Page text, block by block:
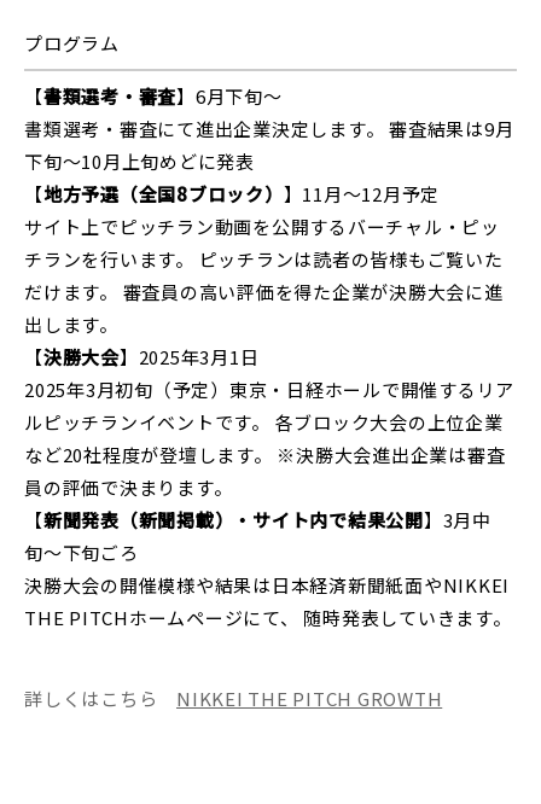
プログラム
【書類選考・審査】6月下旬～
書類選考・審査にて進出企業決定します。 審査結果は9⽉
下旬〜10⽉上旬めどに発表
【地⽅予選（全国8ブロック） 】11⽉〜12⽉予定
サイト上でピッチラン動画を公開するバーチャル・ピッ
チランを⾏います。 ピッチランは読者の皆様もご覧いた
だけます。 審査員の⾼い評価を得た企業が決勝⼤会に進
出します。
【決勝⼤会】2025年3月1日
2025年3⽉初旬（予定）東京・⽇経ホールで開催するリア
ルピッチランイベントです。 各ブロック⼤会の上位企業
など20社程度が登壇します。 ※決勝⼤会進出企業は審査
員の評価で決まります。
【新聞発表（新聞掲載）・サイト内で結果公開】3⽉中
旬〜下旬ごろ
決勝⼤会の開催模様や結果は⽇本経済新聞紙⾯やNIKKEI
THE PITCHホームページにて、 随時発表していきます。
詳しくはこちら NIKKEI THE PITCH GROWTH